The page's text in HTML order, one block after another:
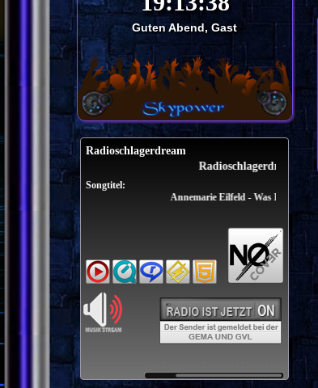
Guten Abend, Gast
Radioschlagerdream
Radioschlagerdream
Songtitel:
Annemarie Eilfeld - Was Ist Das Fuer Ein Gefuehl